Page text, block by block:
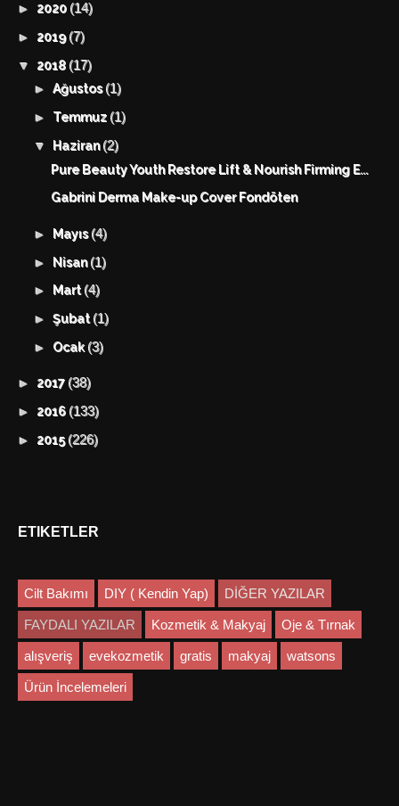
► 2020 (14)
► 2019(7)
▼ 2018 (17)
►Ağustos(1)
► Temmuz (1)
▼ Haziran(2)
Pure Beauty Youth Restore Lift & Nourish Firming E...
Gabrini Derma Make-up Cover Fondöten
► Mayıs(4)
► Nisan(1)
► Mart(4)
►Şubat(1)
► Ocak(3)
► 2017 (38)
► 2016 (133)
► 2015(226)
ETIKETLER
Cilt Bakımı DIY ( Kendin Yap) DİĞER YAZILAR
FAYDALI YAZILAR Kozmetik & Makyaj Oje & Tırnak
alışveriş evekozmetik gratis makyaj watsons
Ürün İncelemeleri